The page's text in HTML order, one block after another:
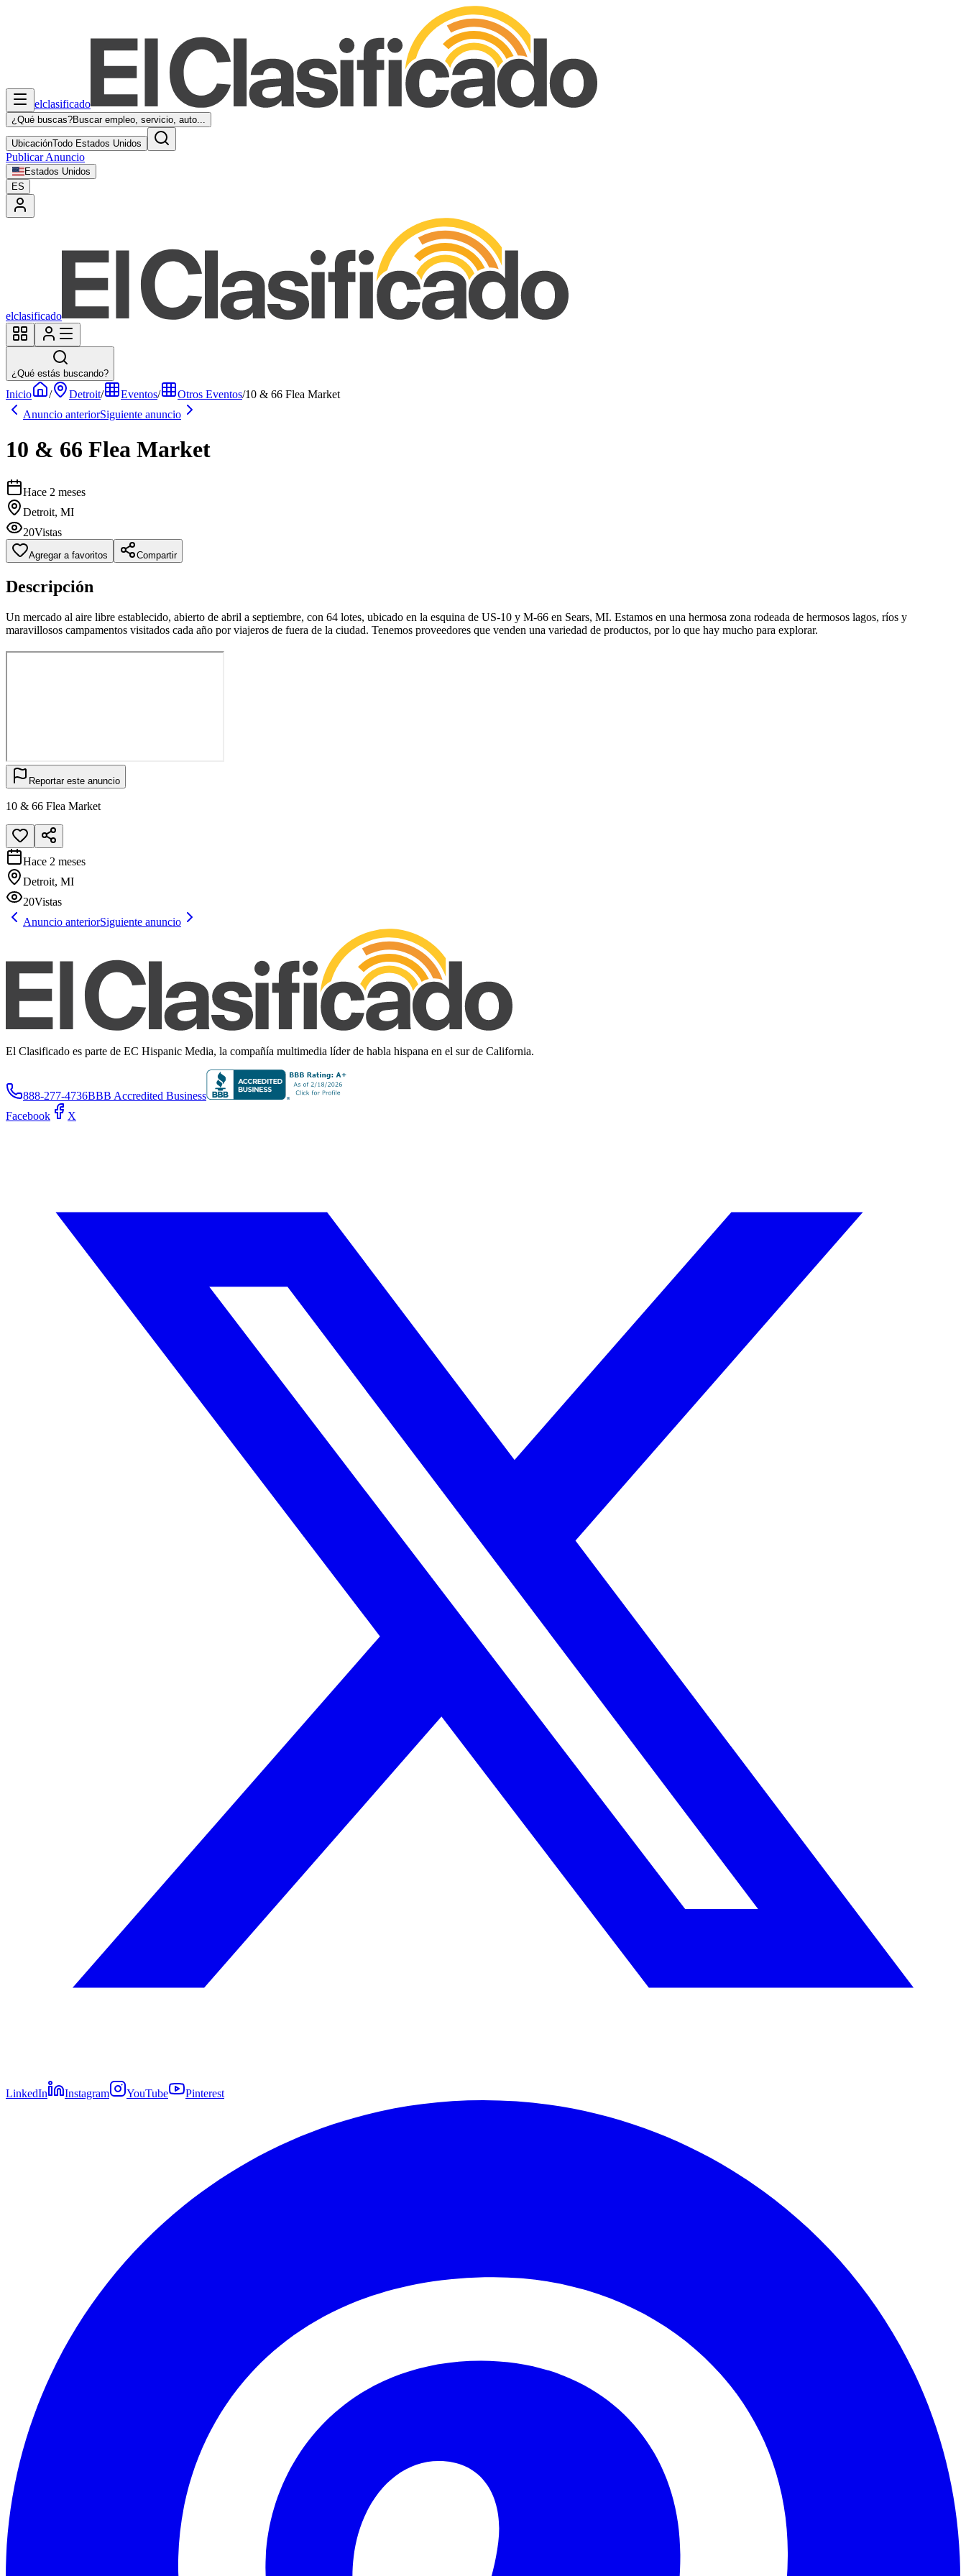
elclasificado
¿Qué buscas?Buscar empleo, servicio, auto...
UbicaciónTodo Estados Unidos
Publicar Anuncio
Estados Unidos
ES
elclasificado
¿Qué estás buscando?
Inicio / Detroit/ Eventos/ Otros Eventos/10 & 66 Flea Market
Anuncio anteriorSiguiente anuncio
10 & 66 Flea Market
Hace 2 meses
Detroit, MI
20Vistas
Agregar a favoritos Compartir
Descripción
Un mercado al aire libre establecido, abierto de abril a septiembre, con 64 lotes, ubicado en la esquina de US-10 y M-66 en Sears, MI. Estamos en una hermosa zona rodeada de hermosos lagos, ríos y
maravillosos campamentos visitados cada año por viajeros de fuera de la ciudad. Tenemos proveedores que venden una variedad de productos, por lo que hay mucho para explorar.
Reportar este anuncio
10 & 66 Flea Market
Hace 2 meses
Detroit, MI
20Vistas
Anuncio anteriorSiguiente anuncio
El Clasificado es parte de EC Hispanic Media, la compañía multimedia líder de habla hispana en el sur de California.
888-277-4736BBB Accredited Business
Facebook
X
LinkedIn Instagram YouTube Pinterest